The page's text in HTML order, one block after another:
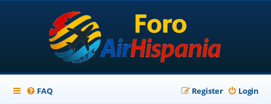
FAQ Login
Register